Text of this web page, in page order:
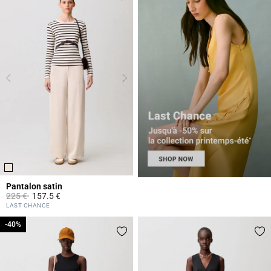
Pantalon satin
Prix réduit à partir de
225 €à157.5 €
3,8 out of 5 Customer Rating
LAST CHANCE
-40%
-40%